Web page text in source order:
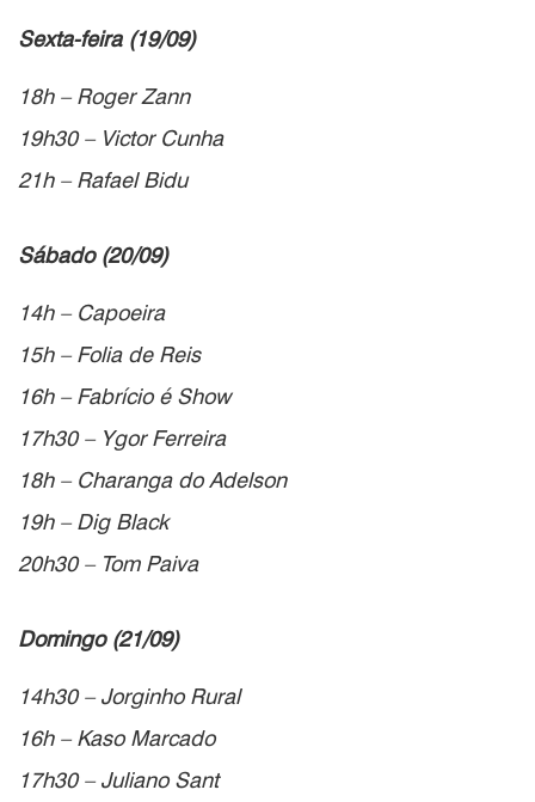
Sexta-feira (19/09)
18h – Roger Zann
19h30 – Victor Cunha
21h – Rafael Bidu
Sábado (20/09)
14h – Capoeira
15h – Folia de Reis
16h – Fabrício é Show
17h30 – Ygor Ferreira
18h – Charanga do Adelson
19h – Dig Black
20h30 – Tom Paiva
Domingo (21/09)
14h30 – Jorginho Rural
16h – Kaso Marcado
17h30 – Juliano Sant